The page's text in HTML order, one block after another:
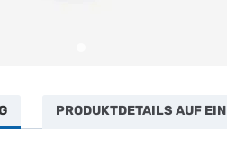
PRODUKTDETAILS AUF